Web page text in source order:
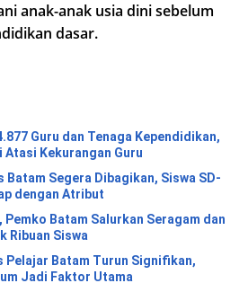
anak-anak usia dini sebelum
dasar.
Guru dan Tenaga Kependidikan,
Kekurangan Guru
Batam Segera Dibagikan, Siswa SD-
dengan Atribut
Pemko Batam Salurkan Seragam dan
Ribuan Siswa
Pelajar Batam Turun Signifikan,
Jadi Faktor Utama